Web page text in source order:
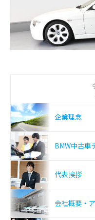
企業理念
BMW中古車
代表挨拶
会社概要・